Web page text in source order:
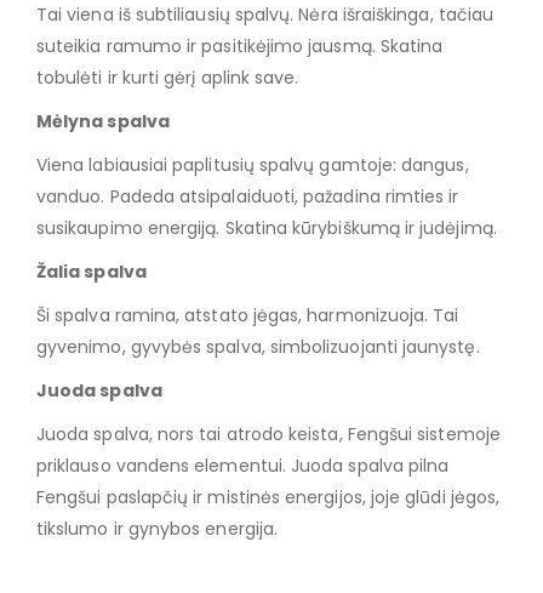
Tai viena iš subtiliausių spalvų. Nėra išraiškinga, tačiau
suteikia ramumo ir pasitikėjimo jausmą. Skatina
tobulėti ir kurti gėrį aplink save.
Mėlyna spalva
Viena labiausiai paplitusių spalvų gamtoje: dangus,
vanduo. Padeda atsipalaiduoti, pažadina rimties ir
susikaupimo energiją. Skatina kūrybiškumą ir judėjimą.
Žalia spalva
Ši spalva ramina, atstato jėgas, harmonizuoja. Tai
gyvenimo, gyvybės spalva, simbolizuojanti jaunystę.
Juoda spalva
Juoda spalva, nors tai atrodo keista, Fengšui sistemoje
priklauso vandens elementui. Juoda spalva pilna
Fengšui paslapčių ir mistinės energijos, joje glūdi jėgos,
tikslumo ir gynybos energija.